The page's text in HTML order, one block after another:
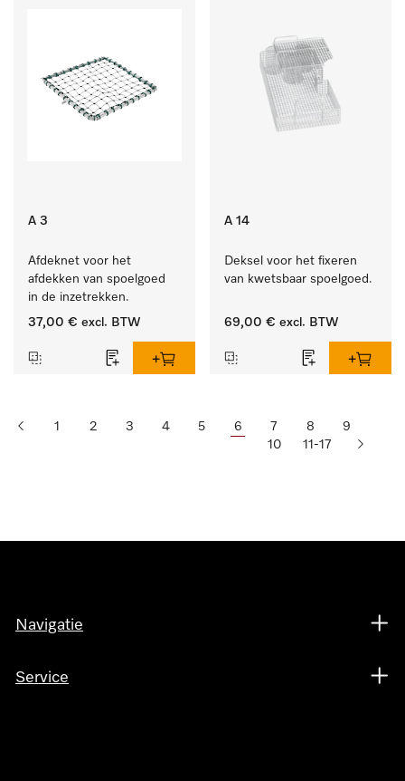
A 3
Afdeknet voor het
afdekken van spoelgoed
in de inzetrekken.
37,00 € excl. BTW
A 14
Deksel voor het fixeren
van kwetsbaar spoelgoed.
69,00 € excl. BTW
1 2 3 4 5 6 7 8
9
10
11-17
Navigatie
Service